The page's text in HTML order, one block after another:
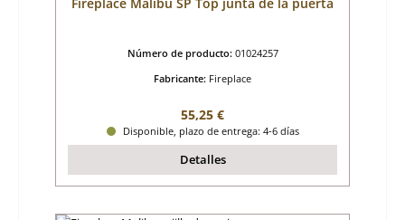
Número de producto: 01024257
Fabricante: Fireplace
Precio normal:
55,25 €
Disponible, plazo de entrega: 4-6 días
Detalles